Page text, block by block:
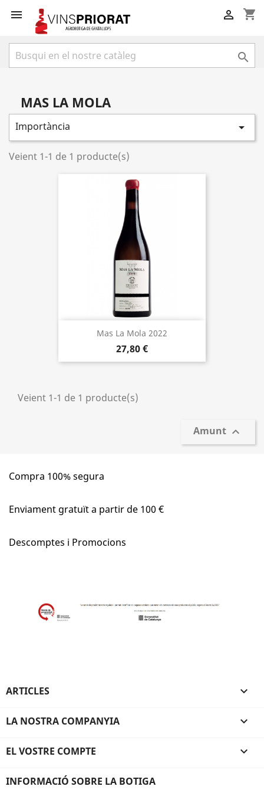
 shopping_cart


MAS LA MOLA
Importància 
Veient 1-1 de 1 producte(s)
Mas La Mola 2022
27,80 €
Veient 1-1 de 1 producte(s)
Amunt 
Compra 100% segura
Enviament gratuït a partir de 100 €
Descomptes i Promocions
ARTICLES 
LA NOSTRA COMPANYIA 
EL VOSTRE COMPTE 
INFORMACIÓ SOBRE LA BOTIGA